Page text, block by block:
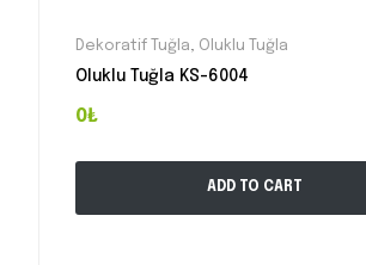
Dekoratif Tuğla, Oluklu Tuğla
Oluklu Tuğla KS-6004
0₺
ADD TO CART